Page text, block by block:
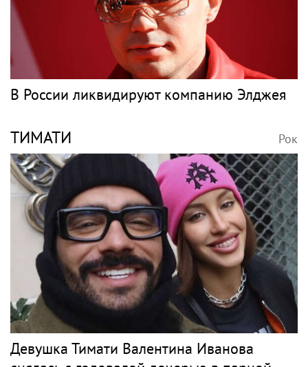
В России ликвидируют компанию Элджея
ТИМАТИ Рок
Девушка Тимати Валентина Иванова